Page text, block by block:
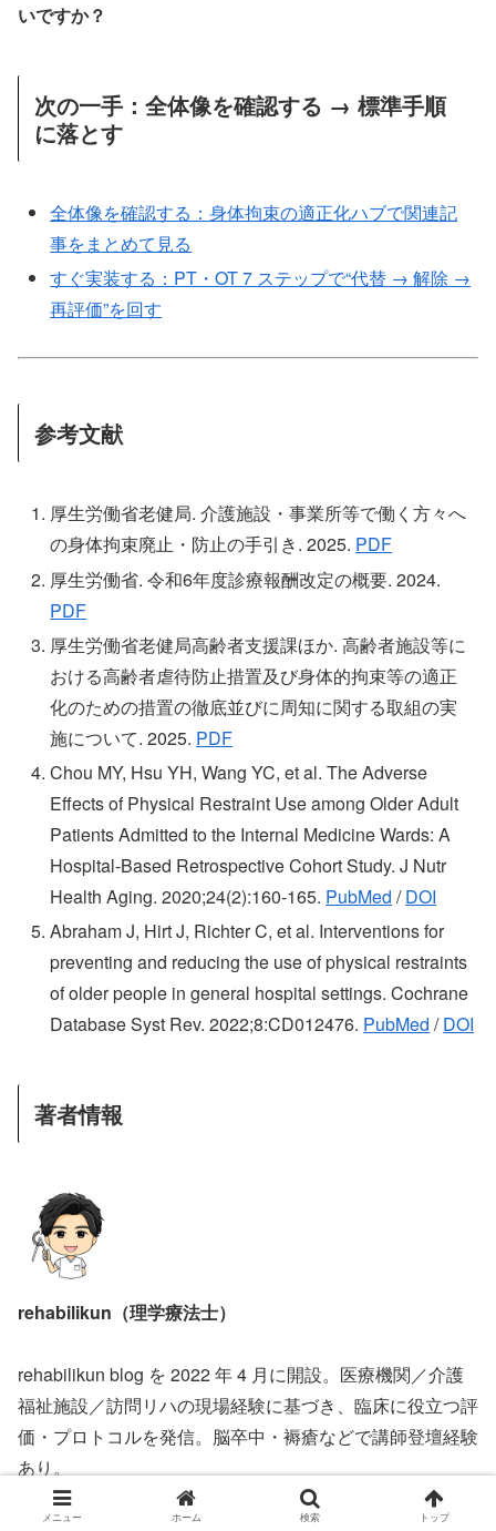
いですか？
次の一手：全体像を確認する → 標準手順
に落とす
全体像を確認する：身体拘束の適正化ハブで関連記
事をまとめて見る
すぐ実装する：PT・OT 7 ステップで“代替 → 解除 →
再評価”を回す
参考文献
厚生労働省老健局. 介護施設・事業所等で働く方々へ
の身体拘束廃止・防止の手引き. 2025. PDF
厚生労働省. 令和6年度診療報酬改定の概要. 2024.
PDF
厚生労働省老健局高齢者支援課ほか. 高齢者施設等に
おける高齢者虐待防止措置及び身体的拘束等の適正
化のための措置の徹底並びに周知に関する取組の実
施について. 2025. PDF
Chou MY, Hsu YH, Wang YC, et al. The Adverse
Effects of Physical Restraint Use among Older Adult
Patients Admitted to the Internal Medicine Wards: A
Hospital-Based Retrospective Cohort Study. J Nutr
Health Aging. 2020;24(2):160-165. PubMed /DOI
Abraham J, Hirt J, Richter C, et al. Interventions for
preventing and reducing the use of physical restraints
of older people in general hospital settings. Cochrane
Database Syst Rev. 2022;8:CD012476. PubMed /DOI
著者情報
rehabilikun（理学療法士）
rehabilikun blog を 2022 年 4 月に開設。医療機関／介護
福祉施設／訪問リハの現場経験に基づき、臨床に役立つ評
価・プロトコルを発信。脳卒中・褥瘡などで講師登壇経験
あり。
メニュー ホーム 検索 トップ